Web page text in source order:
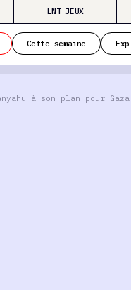
LNT JEUX
Cette semaine
à son plan pour Gaza